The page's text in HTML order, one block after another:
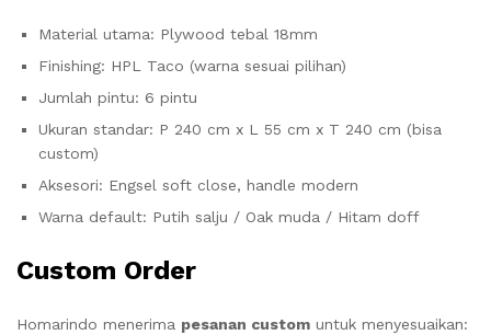
Material utama: Plywood tebal 18mm
Finishing: HPL Taco (warna sesuai pilihan)
Jumlah pintu: 6 pintu
Ukuran standar: P 240 cm x L 55 cm x T 240 cm (bisa
custom)
Aksesori: Engsel soft close, handle modern
Warna default: Putih salju / Oak muda / Hitam doff
Custom Order
Homarindo menerima pesanan custom untuk menyesuaikan: